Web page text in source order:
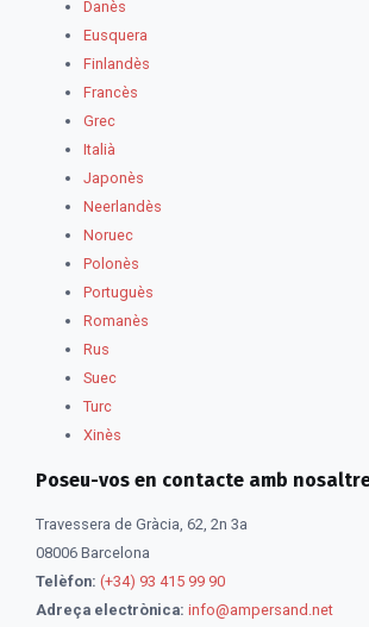
Danès
Eusquera
Finlandès
Francès
Grec
Italià
Japonès
Neerlandès
Noruec
Polonès
Portuguès
Romanès
Rus
Suec
Turc
Xinès
Poseu-vos en contacte amb
Travessera de Gràcia, 62, 2n 3a
08006 Barcelona
Telèfon: (+34) 93 415 99 90
Adreça electrònica: info@ampersand.net